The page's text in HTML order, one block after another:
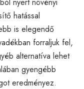
hatással
is elegendő
forraljuk fel,
alternatíva lehet
gyengébb
eredményez.